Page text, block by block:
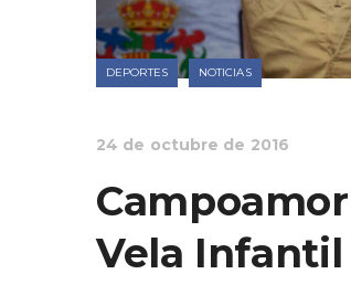
DEPORTES NOTICIAS
24 de octubre de 2016
Vela Infantil